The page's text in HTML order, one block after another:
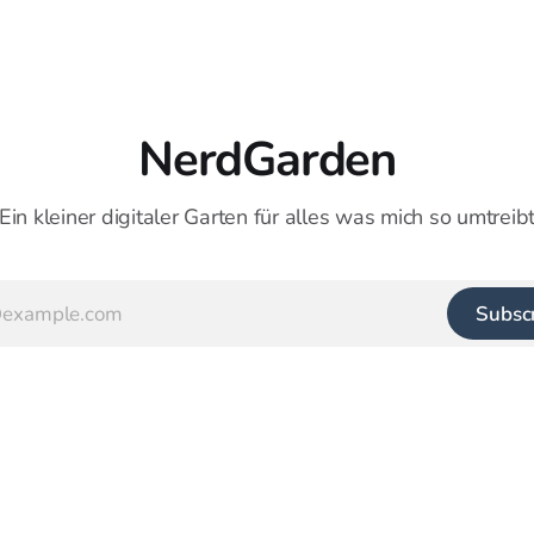
NerdGarden
kleiner digitaler Garten für alles was mich so